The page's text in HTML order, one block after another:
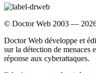
© Doctor Web 2003 —
Doctor Web développe et
sur la détection de menaces
réponse aux cyberattaques.